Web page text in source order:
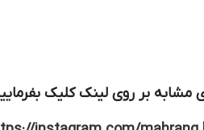
بر روی لینک کلیک